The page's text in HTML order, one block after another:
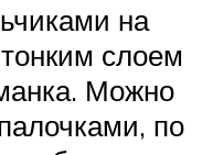
на
слоем
Можно
по